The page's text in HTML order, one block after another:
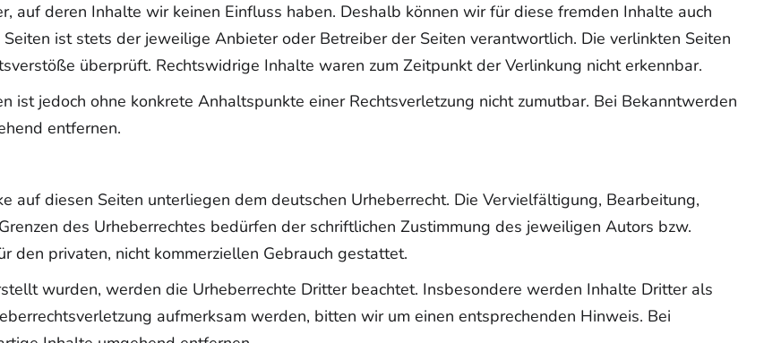
auf deren Inhalte wir keinen Einfluss haben. Deshalb können wir für diese fremden Inhalte auch
ist stets der jeweilige Anbieter oder Betreiber der Seiten verantwortlich. Die verlinkten Seiten
überprüft. Rechtswidrige Inhalte waren zum Zeitpunkt der Verlinkung nicht erkennbar.
ist jedoch ohne konkrete Anhaltspunkte einer Rechtsverletzung nicht zumutbar. Bei Bekanntwerden
entfernen.
auf diesen Seiten unterliegen dem deutschen Urheberrecht. Die Vervielfältigung, Bearbeitung,
des Urheberrechtes bedürfen der schriftlichen Zustimmung des jeweiligen Autors bzw.
den privaten, nicht kommerziellen Gebrauch gestattet.
wurden, werden die Urheberrechte Dritter beachtet. Insbesondere werden Inhalte Dritter als
aufmerksam werden, bitten wir um einen entsprechenden Hinweis. Bei